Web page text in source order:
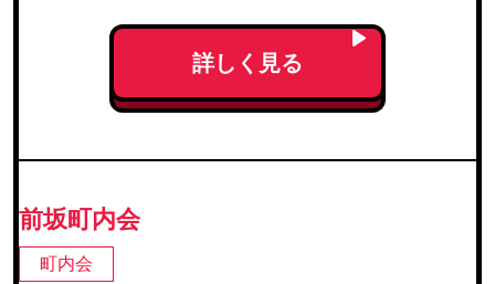
詳しく見る
前坂町内会
町内会